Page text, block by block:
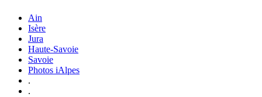
Ain
Isère
Jura
Haute-Savoie
Savoie
Photos iAlpes
.
.